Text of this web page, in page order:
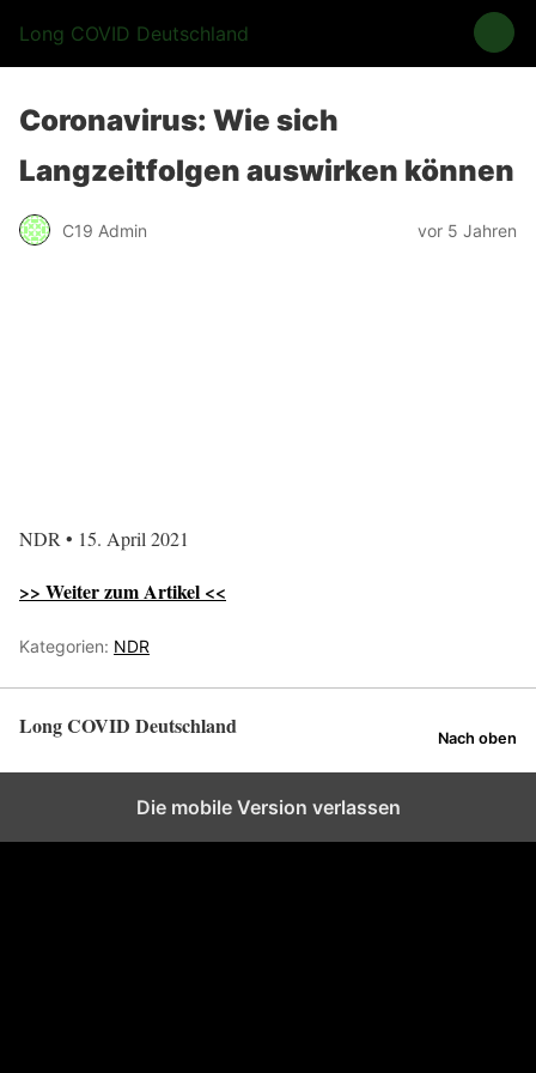
Long COVID Deutschland
Coronavirus: Wie sich
Langzeitfolgen auswirken können
C19 Admin vor 5 Jahren
NDR • 15. April 2021
>> Weiter zum Artikel <<
Kategorien: NDR
Long COVID Deutschland Nach oben
Die mobile Version verlassen